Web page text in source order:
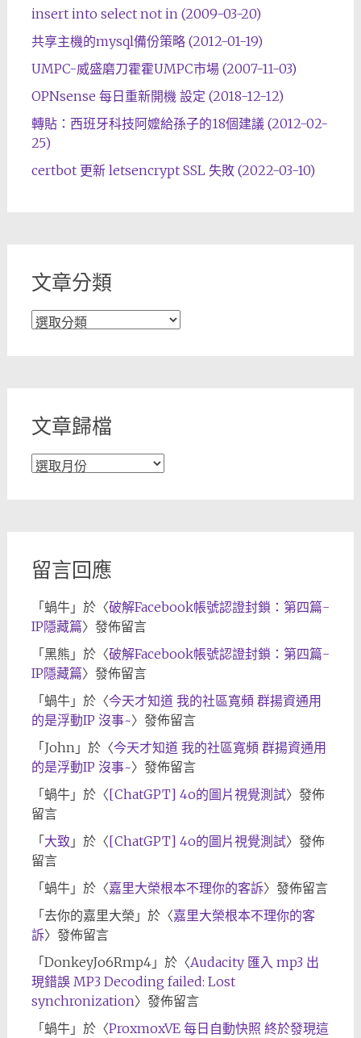
insert into select not in (2009-03-20)
共享主機的mysql備份策略 (2012-01-19)
UMPC-威盛磨刀霍霍UMPC市場 (2007-11-03)
OPNsense 每日重新開機 設定 (2018-12-12)
轉貼：西班牙科技阿嬤給孫子的18個建議 (2012-02-
25)
certbot 更新 letsencrypt SSL 失敗 (2022-03-10)
文章分類
文
文章歸檔
文
留言回應
「蝸牛」於〈破解Facebook帳號認證封鎖：第四篇-
IP隱藏篇〉發佈留言
「黑熊 」於〈破解Facebook帳號認證封鎖：第四篇-
IP隱藏篇〉發佈留言
「蝸牛」於〈今天才知道 我的社區寬頻 群揚資通用
的是浮動IP 沒事~〉發佈留言
「John 」於〈今天才知道 我的社區寬頻 群揚資通用
的是浮動IP 沒事~〉發佈留言
「蝸牛」於〈[ChatGPT] 4o的圖片視覺測試〉發佈
留言
「大致 」於〈[ChatGPT] 4o的圖片視覺測試〉發佈
留言
「蝸牛」於〈嘉里大榮根本不理你的客訴〉發佈留言
「去你的嘉里大榮 」於〈嘉里大榮根本不理你的客
訴〉發佈留言
「DonkeyJo6Rmp4」於〈Audacity 匯入 mp3 出
現錯誤 MP3 Decoding failed: Lost
synchronization〉發佈留言
「蝸牛」於〈ProxmoxVE 每日自動快照 終於發現這